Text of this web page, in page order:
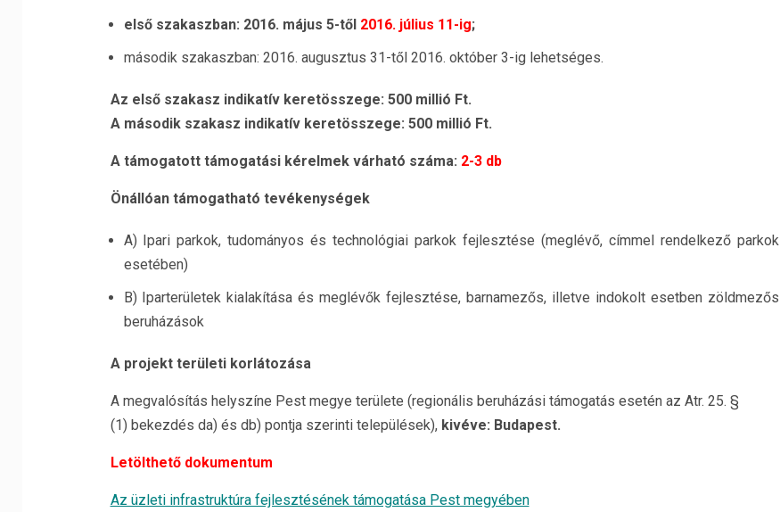
első szakaszban: 2016. május 5-től 2016. július 11-ig;
második szakaszban: 2016. augusztus 31-től 2016. október 3-ig lehetséges.
Az első szakasz indikatív keretösszege: 500 millió Ft.
A második szakasz indikatív keretösszege: 500 millió Ft.
A támogatott támogatási kérelmek várható száma: 2-3 db
Önállóan támogatható tevékenységek
A) Ipari parkok, tudományos és technológiai parkok fejlesztése (meglévő, címmel rendelkező parkok
esetében)
B) Iparterületek kialakítása és meglévők fejlesztése, barnamezős, illetve indokolt esetben zöldmezős
beruházások
A projekt területi korlátozása
A megvalósítás helyszíne Pest megye területe (regionális beruházási támogatás esetén az Atr. 25. §
(1) bekezdés da) és db) pontja szerinti települések), kivéve: Budapest.
Letölthető dokumentum
Az üzleti infrastruktúra fejlesztésének támogatása Pest megyében